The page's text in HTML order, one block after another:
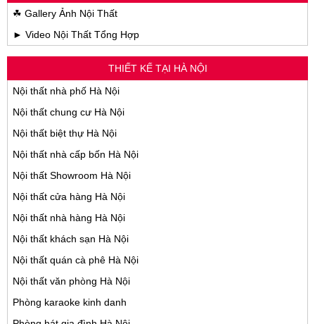
☘ Gallery Ảnh Nội Thất
► Video Nội Thất Tổng Hợp
THIẾT KẾ TẠI HÀ NỘI
Nội thất nhà phố Hà Nội
Nội thất chung cư Hà Nội
Nội thất biệt thự Hà Nội
Nội thất nhà cấp bốn Hà Nội
Nội thất Showroom Hà Nội
Nội thất cửa hàng Hà Nội
Nội thất nhà hàng Hà Nội
Nội thất khách sạn Hà Nội
Nội thất quán cà phê Hà Nội
Nội thất văn phòng Hà Nội
Phòng karaoke kinh danh